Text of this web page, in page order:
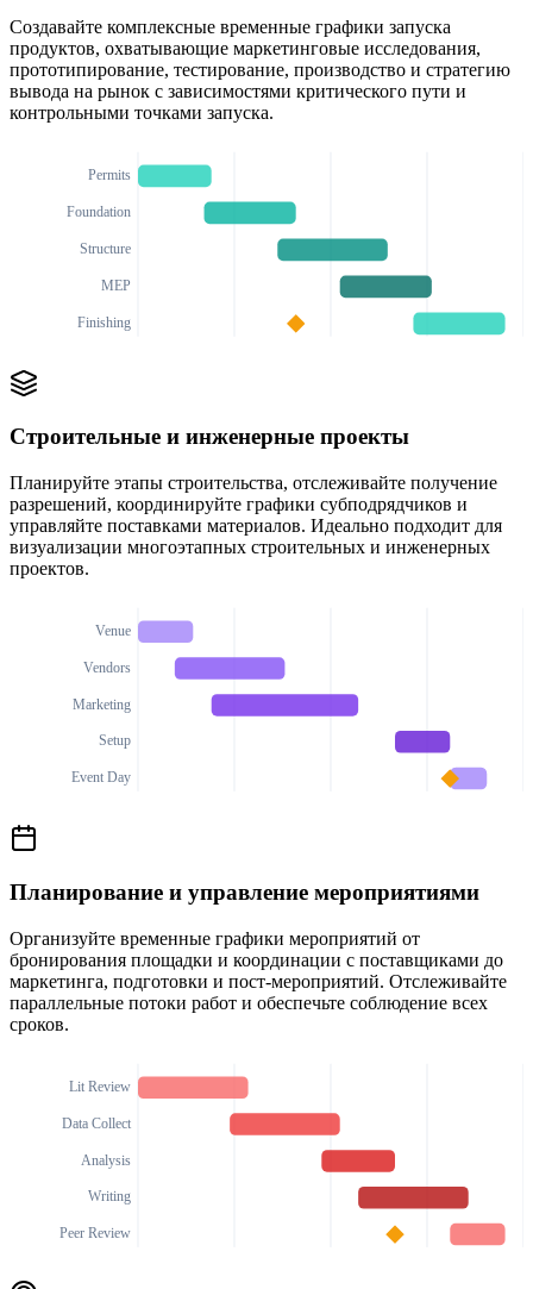
Создавайте комплексные временные графики запуска
продуктов, охватывающие маркетинговые исследования,
прототипирование, тестирование, производство и стратегию
вывода на рынок с зависимостями критического пути и
контрольными точками запуска.
Permits
Foundation
Structure
MEP
Finishing
Строительные и инженерные проекты
Планируйте этапы строительства, отслеживайте получение
разрешений, координируйте графики субподрядчиков и
управляйте поставками материалов. Идеально подходит для
визуализации многоэтапных строительных и инженерных
проектов.
Venue
Vendors
Marketing
Setup
Event Day
Планирование и управление мероприятиями
Организуйте временные графики мероприятий от
бронирования площадки и координации с поставщиками до
маркетинга, подготовки и пост-мероприятий. Отслеживайте
параллельные потоки работ и обеспечьте соблюдение всех
сроков.
Lit Review
Data Collect
Analysis
Writing
Peer Review